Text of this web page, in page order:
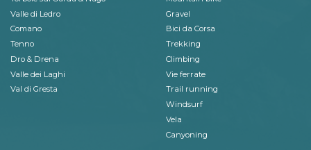
Valle di Ledro
Comano
Tenno
Dro & Drena
Valle dei Laghi
Val di Gresta
Gravel
Bici da Corsa
Trekking
Climbing
Vie ferrate
Trail running
Windsurf
Vela
Canyoning